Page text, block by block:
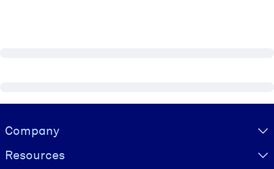
Visually hidden Text
Company
Resources